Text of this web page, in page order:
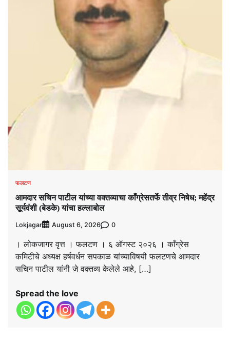
फलटण
आमदार सचिन पाटील यांच्या वक्तव्याचा काँग्रेसतर्फे तीव्र निषेध; महेंद्र
सूर्यवंशी (बेडके) यांचा हल्लाबोल
Lokjagar August 6, 2026 0
। लोकजागर वृत्त । फलटण । ६ ऑगस्ट २०२६ । काँग्रेस
कमिटीचे अध्यक्ष हर्षवर्धन सपकाळ यांच्याविषयी फलटणचे आमदार
सचिन पाटील यांनी जे वक्तव्य केलेले आहे, […]
Spread the love